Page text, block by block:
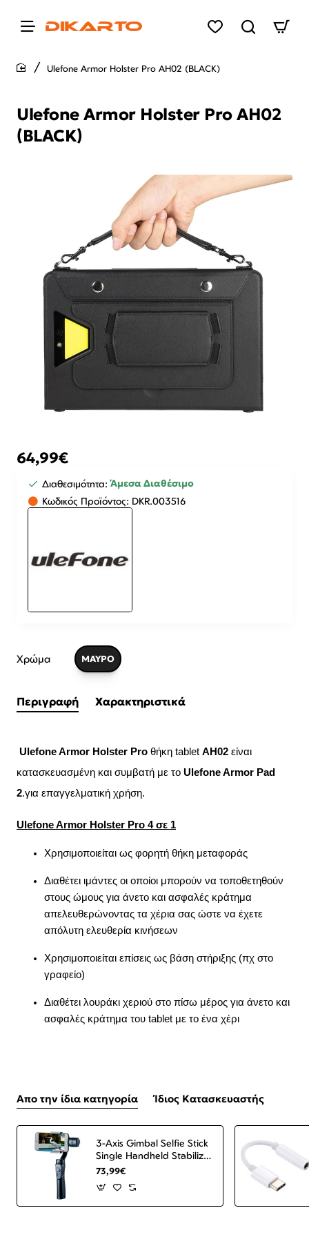
Ulefone Armor Holster Pro AH02
(BLACK)
Ulefone Armor Holster Pro AH02 (BLACK)
64,99€
Διαθεσιμότητα: Άμεσα Διαθέσιμο
Κωδικός Προϊόντος: DKR.003516
Χρώμα ΜΑΥΡΟ
Περιγραφή Χαρακτηριστικά
Ulefone Armor Holster Pro θήκη tablet AH02 είναι
κατασκευασμένη και συμβατή με το Ulefone Armor Pad
2.για επαγγελματική χρήση.
Ulefone Armor Holster Pro 4 σε 1
Χρησιμοποιείται ως φορητή θήκη μεταφοράς
Διαθέτει ιμάντες οι οποίοι μπορούν να τοποθετηθούν
στους ώμους για άνετο και ασφαλές κράτημα
απελευθερώνοντας τα χέρια σας ώστε να έχετε
απόλυτη ελευθερία κινήσεων
Χρησιμοποιείται επίσεις ως βάση στήριξης (πχ στο
γραφείο)
Διαθέτει λουράκι χεριού στο πίσω μέρος για άνετο και
ασφαλές κράτημα του tablet με το ένα χέρι
Απο την ίδια κατηγορία Ίδιος Κατασκευαστής
3-Axis Gimbal Selfie Stick
Single Handheld Stabilizer
for Phone Gimbal
ΟΕΜ
73,99€